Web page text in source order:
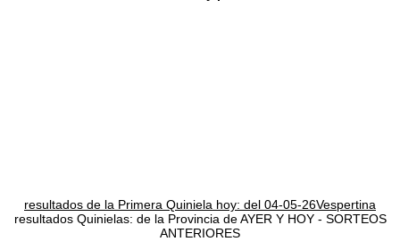
resultados de la Primera Quiniela hoy: del 04-05-26Vespertina
resultados Quinielas: de la Provincia de AYER Y HOY - SORTEOS
ANTERIORES